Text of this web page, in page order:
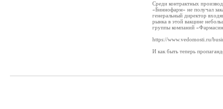
Среди контрактных
«Биннофарм» не получал
генеральный директор
рынка в этой вакцине
группы компаний
https://www.vedomosti.ru/
И как быть теперь